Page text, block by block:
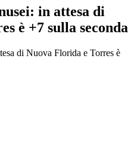
in attesa di
è +7 sulla seconda